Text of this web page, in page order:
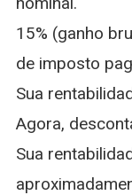
15% (ganho
de imposto
Sua
Agora,
Sua